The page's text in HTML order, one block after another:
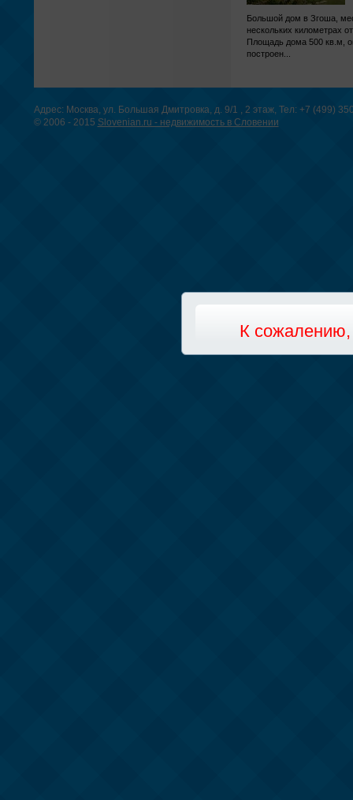
Большой дом в Згоша,
нескольких километрах
Площадь дома 500 кв.м,
построен...
Адрес: Москва, ул. Большая Дмитровка, д. 9/1 , 2 этаж, Тел: +7 (499)
© 2006 - 2015 Slovenian.ru - недвижимость в Словении